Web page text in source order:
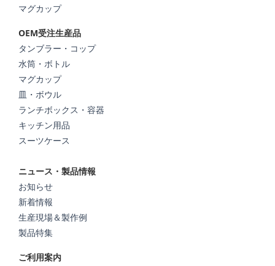
マグカップ
OEM受注生産品
タンブラー・コップ
水筒・ボトル
マグカップ
皿・ボウル
ランチボックス・容器
キッチン用品
スーツケース
ニュース・製品情報
お知らせ
新着情報
生産現場＆製作例
製品特集
ご利用案内